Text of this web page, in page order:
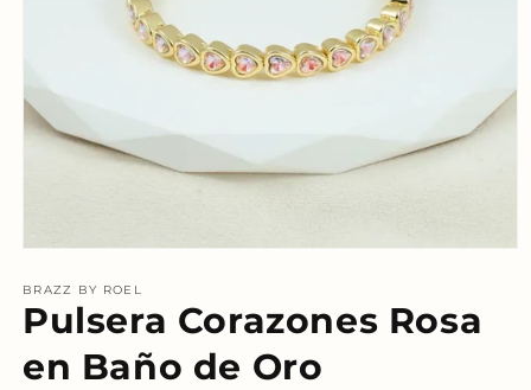
multimedia
1
en
ventana
modal
BRAZZ BY ROEL
Pulsera Corazones Rosa
en Baño de Oro